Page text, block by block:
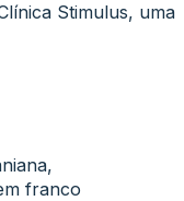
Stimulus, uma
franco